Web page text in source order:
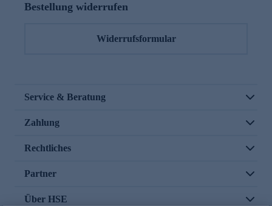
Bestellung widerrufen
Widerrufsformular
Service & Beratung
Zahlung
Rechtliches
Partner
Über HSE